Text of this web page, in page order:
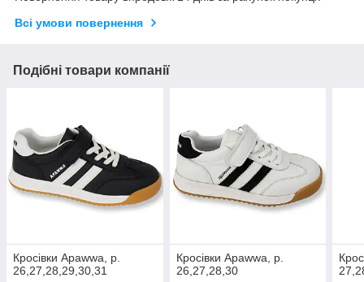
Всі умови повернення
Подібні товари компанії
Кросівки Apawwa, р.
26,27,28,29,30,31
Кросівки Apawwa, р.
26,27,28,30